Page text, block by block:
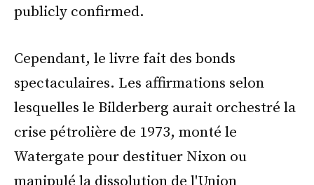
publicly confirmed.
Cependant, le livre fait des bonds
spectaculaires. Les affirmations selon
lesquelles le Bilderberg aurait orchestré la
crise pétrolière de 1973, monté le
Watergate pour destituer Nixon ou
manipulé la dissolution de l'Union